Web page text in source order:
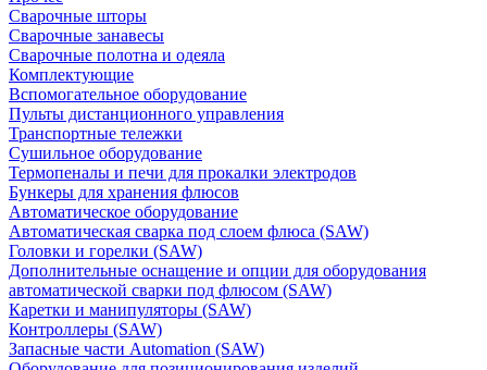
Сварочные шторы
Сварочные занавесы
Сварочные полотна и одеяла
Комплектующие
Вспомогательное оборудование
Пульты дистанционного управления
Транспортные тележки
Сушильное оборудование
Термопеналы и печи для прокалки электродов
Бункеры для хранения флюсов
Автоматическое оборудование
Автоматическая сварка под слоем флюса (SAW)
Головки и горелки (SAW)
Дополнительные оснащение и опции для оборудования
автоматической сварки под флюсом (SAW)
Каретки и манипуляторы (SAW)
Контроллеры (SAW)
Запасные части Automation (SAW)